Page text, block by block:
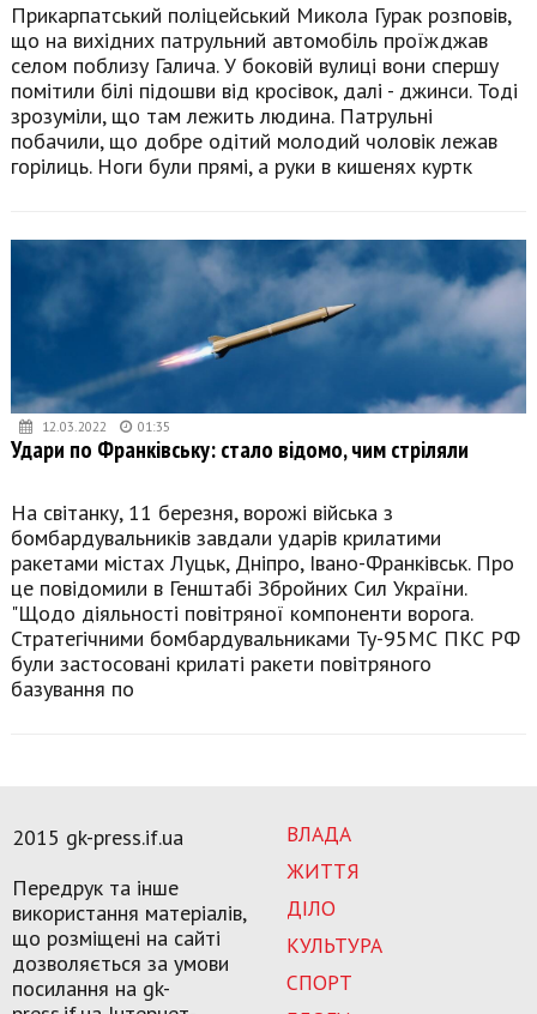
Прикарпатський поліцейський Микола Гурак розповів,
що на вихідних патрульний автомобіль проїжджав
селом поблизу Галича. У боковій вулиці вони спершу
помітили білі підошви від кросівок, далі - джинси. Тоді
зрозуміли, що там лежить людина. Патрульні
побачили, що добре одітий молодий чоловік лежав
горілиць. Ноги були прямі, а руки в кишенях куртк
12.03.2022 01:35
Удари по Франківську: стало відомо, чим стріляли
На світанку, 11 березня, ворожі війська з
бомбардувальників завдали ударів крилатими
ракетами містах Луцьк, Дніпро, Івано-Франківськ. Про
це повідомили в Генштабі Збройних Сил України.
"Щодо діяльності повітряної компоненти ворога.
Стратегічними бомбардувальниками Ту-95МС ПКС РФ
були застосовані крилаті ракети повітряного
базування по
ВЛАДА
ЖИТТЯ
ДІЛО
КУЛЬТУРА
СПОРТ
2015 gk-press.if.ua
Передрук та інше
використання матеріалів,
що розміщені на сайті
дозволяється за умови
посилання на gk-